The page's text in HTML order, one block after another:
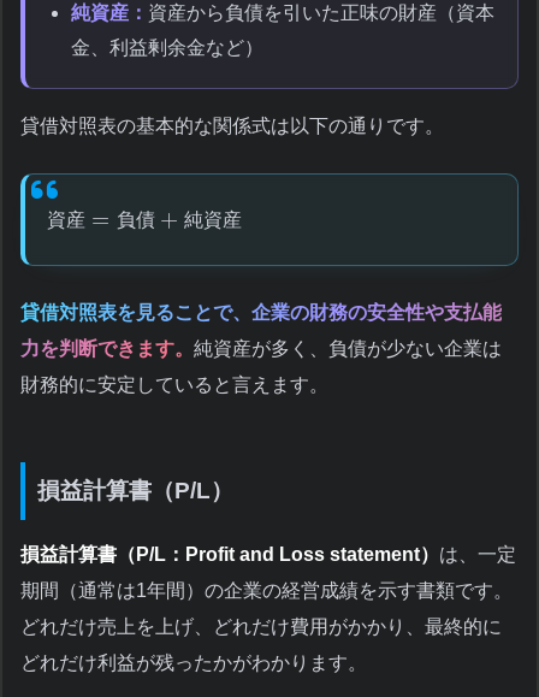
純資産： 資産から負債を引いた正味の財産（資本
金、利益剰余金など）
貸借対照表の基本的な関係式は以下の通りです。
資産 = 負債 + 純資産
貸借対照表を見ることで、企業の財務の安全性や支払能
力を判断できます。 純資産が多く、負債が少ない企業は
財務的に安定していると言えます。
損益計算書（P/L）
損益計算書（P/L：Profit and Loss statement） は、一定
期間（通常は1年間）の企業の経営成績を示す書類です。
どれだけ売上を上げ、どれだけ費用がかかり、最終的に
どれだけ利益が残ったかがわかります。